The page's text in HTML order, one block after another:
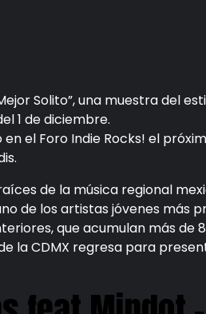
Solito”, una muestra del
1 de diciembre.
el Foro Indie Rocks! el
de la música regional
de los artistas jóvenes más
que acumulan más de
la CDMX regresa para